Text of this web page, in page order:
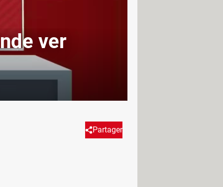
ver
Partager
alemana, que será la
los partidos de las